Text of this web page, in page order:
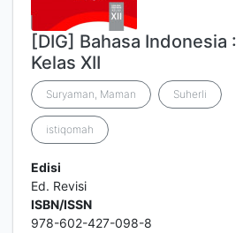
[DIG] Bahasa Indonesia :
Kelas XII
Suryaman, Maman Suherli
istiqomah
Edisi
Ed. Revisi
ISBN/ISSN
978-602-427-098-8